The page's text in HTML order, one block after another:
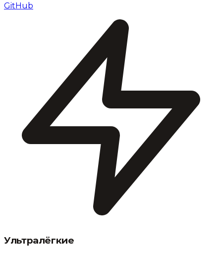
GitHub
Ультралёгкие